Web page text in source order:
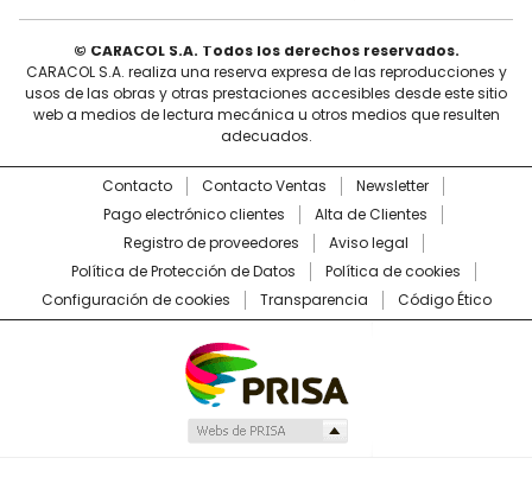
© CARACOL S.A. Todos los derechos reservados.
CARACOL S.A. realiza una reserva expresa de las reproducciones y
usos de las obras y otras prestaciones accesibles desde este sitio
web a medios de lectura mecánica u otros medios que resulten
adecuados.
Contacto Contacto Ventas
Newsletter
Pago electrónico clientes
Alta de Clientes
Registro de proveedores
Aviso legal
Política de Protección de Datos
Política de cookies
Configuración de cookies
Transparencia Código Ético